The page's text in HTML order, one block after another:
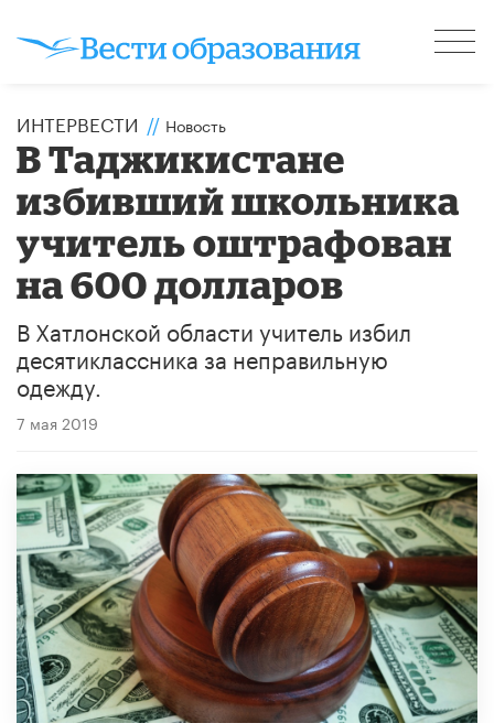
ИНТЕРВЕСТИ // Новость
В Таджикистане
избивший школьника
учитель оштрафован
на 600 долларов
В Хатлонской области учитель избил
десятиклассника за неправильную
одежду.
7 мая 2019